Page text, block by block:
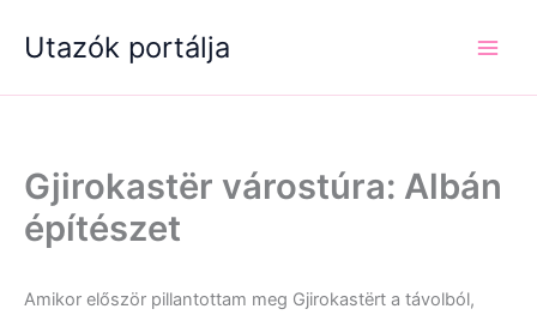
Utazók portálja
Gjirokastër várostúra: Albán
építészet
Amikor először pillantottam meg Gjirokastërt a távolból,